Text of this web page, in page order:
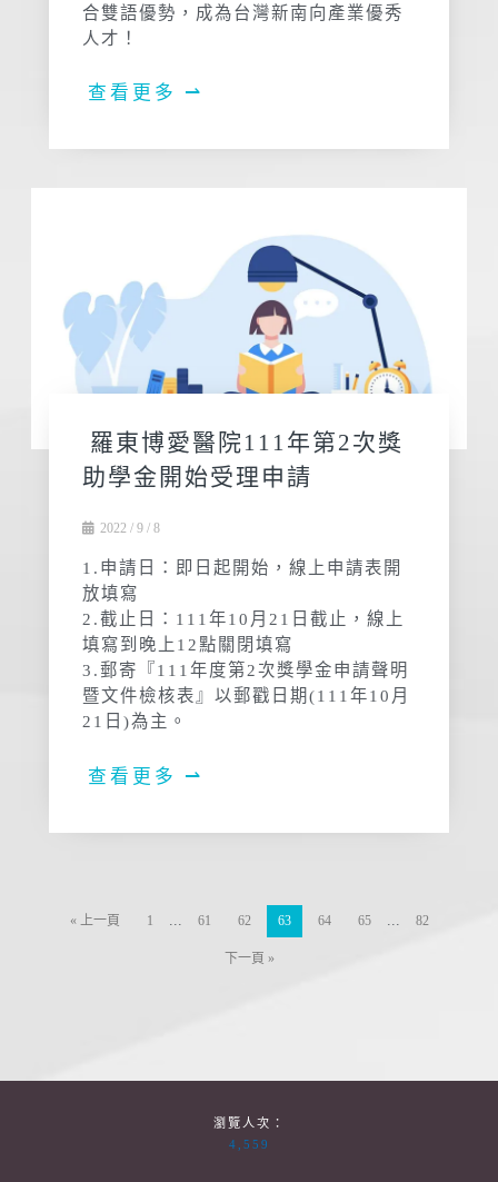
合雙語優勢，成為台灣新南向產業優秀
人才！
查看更多 ⇀
羅東博愛醫院111年第2次獎
助學金開始受理申請
2022 / 9 / 8
1.申請日：即日起開始，線上申請表開
放填寫
2.截止日：111年10月21日截止，線上
填寫到晚上12點關閉填寫
3.郵寄『111年度第2次獎學金申請聲明
暨文件檢核表』以郵戳日期(111年10月
21日)為主。
查看更多 ⇀
« 上一頁 1 ... 61 62 63 64 65 ... 82
下一頁 »
瀏覽人次：
4,559